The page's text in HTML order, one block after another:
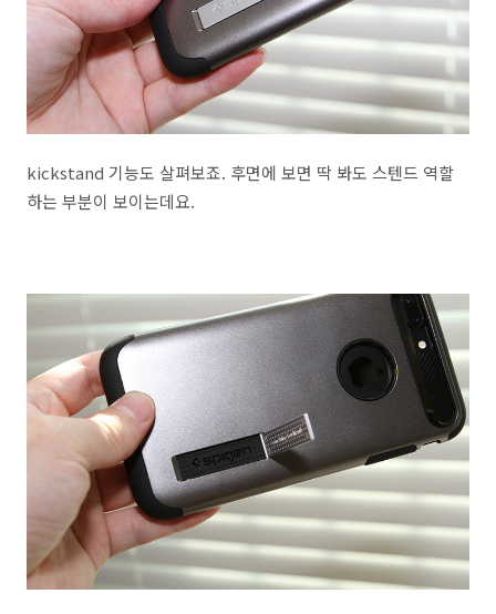
kickstand 기능도 살펴보죠. 후면에 보면 딱 봐도 스텐드 역할
하는 부분이 보이는데요.